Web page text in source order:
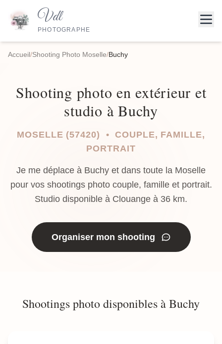
Vdl
PHOTOGRAPHE
Accueil/Shooting Photo Moselle/Buchy
Shooting photo en extérieur et
studio à Buchy
MOSELLE (57420) • COUPLE, FAMILLE,
PORTRAIT
Je me déplace à Buchy et dans toute la Moselle
pour vos shootings photo couple, famille et portrait.
Studio disponible à Clouange à 36 km.
Organiser mon shooting
Shootings photo disponibles à Buchy